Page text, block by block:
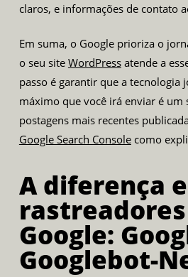
claros, e informações de contato
Em suma, o Google prioriza o
o seu site WordPressatende a
passo é garantir que a tecnologia
máximo que você irá enviar é um
postagens mais recentes
Google Search Consolecomo
A diferença
Google:
Googlebot-